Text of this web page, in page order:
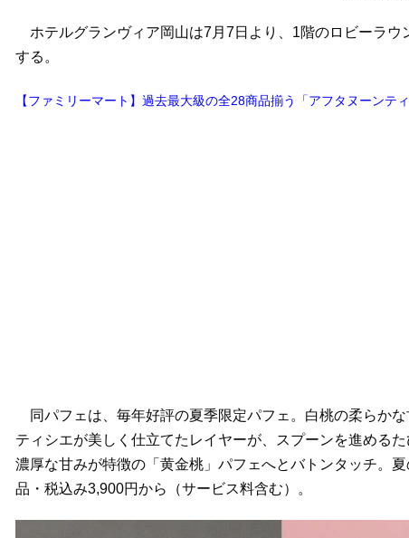
ホテルグランヴィア岡山は7月7日より、1階のロビーラウ
する。
【ファミリーマート】過去最大級の全28商品揃う「アフタヌーンテ
同パフェは、毎年好評の夏季限定パフェ。白桃の柔らか
ティシエが美しく仕立てたレイヤーが、スプーンを進める
濃厚な甘みが特徴の「黄金桃」パフェへとバトンタッチ。
品・税込み3,900円から（サービス料含む）。